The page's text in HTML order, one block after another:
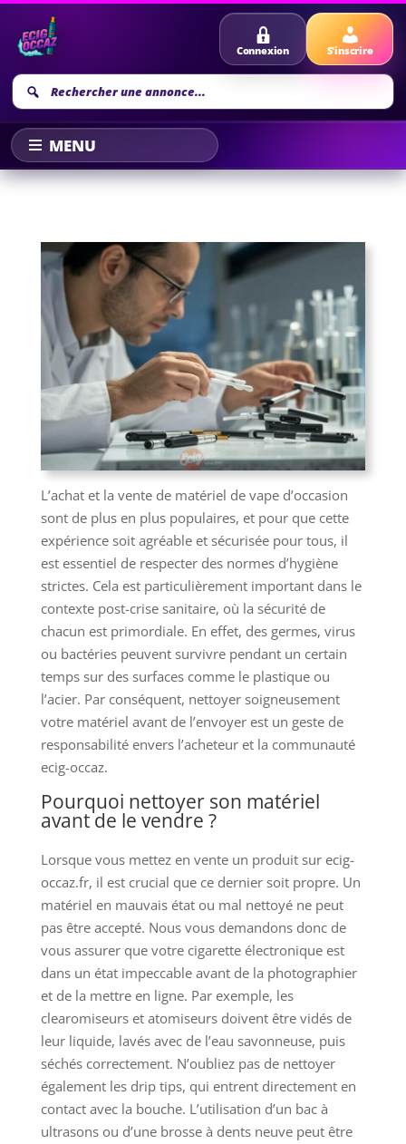
Recherche
annonce
Connexion S'inscrire
L’achat et la vente de matériel de vape d’occasion
sont de plus en plus populaires, et pour que cette
expérience soit agréable et sécurisée pour tous, il
est essentiel de respecter des normes d’hygiène
strictes. Cela est particulièrement important dans le
contexte post-crise sanitaire, où la sécurité de
chacun est primordiale. En effet, des germes, virus
ou bactéries peuvent survivre pendant un certain
temps sur des surfaces comme le plastique ou
l’acier. Par conséquent, nettoyer soigneusement
votre matériel avant de l’envoyer est un geste de
responsabilité envers l’acheteur et la communauté
ecig-occaz.
Pourquoi nettoyer son matériel
avant de le vendre ?
Lorsque vous mettez en vente un produit sur ecig-
occaz.fr, il est crucial que ce dernier soit propre. Un
matériel en mauvais état ou mal nettoyé ne peut
pas être accepté. Nous vous demandons donc de
vous assurer que votre cigarette électronique est
dans un état impeccable avant de la photographier
et de la mettre en ligne. Par exemple, les
clearomiseurs et atomiseurs doivent être vidés de
leur liquide, lavés avec de l’eau savonneuse, puis
séchés correctement. N’oubliez pas de nettoyer
également les drip tips, qui entrent directement en
contact avec la bouche. L’utilisation d’un bac à
ultrasons ou d’une brosse à dents neuve peut être